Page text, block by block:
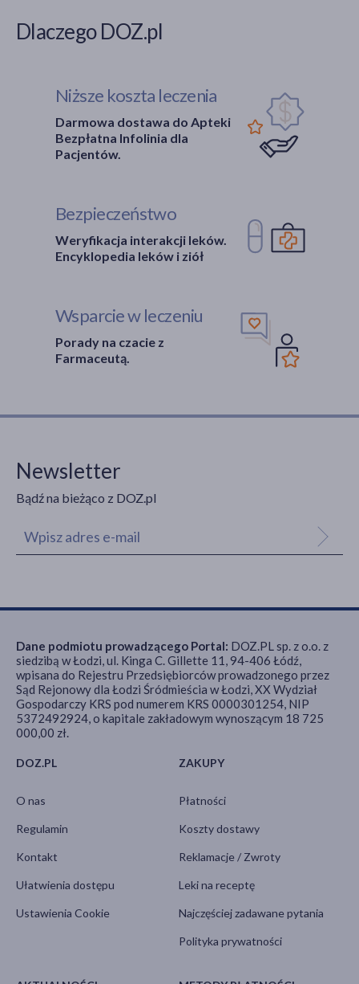
Dlaczego DOZ.pl
Niższe koszta leczenia
Darmowa dostawa do Apteki
Bezpłatna Infolinia dla
Pacjentów.
Bezpieczeństwo
Weryfikacja interakcji leków.
Encyklopedia leków i ziół
Wsparcie w leczeniu
Porady na czacie z
Farmaceutą.
Newsletter
Bądź na bieżąco z DOZ.pl
DOZ.PL
O nas
Regulamin
Kontakt
Ułatwienia dostępu
Ustawienia Cookie
ZAKUPY
Płatności
Koszty dostawy
Reklamacje / Zwroty
Leki na receptę
Najczęściej zadawane pytania
Polityka prywatności
Dane podmiotu prowadzącego Portal: DOZ.PL sp. z o.o. z
siedzibą w Łodzi, ul. Kinga C. Gillette 11, 94-406 Łódź,
wpisana do Rejestru Przedsiębiorców prowadzonego przez
Sąd Rejonowy dla Łodzi Śródmieścia w Łodzi, XX Wydział
Gospodarczy KRS pod numerem KRS 0000301254, NIP
5372492924, o kapitale zakładowym wynoszącym 18 725
000,00 zł.